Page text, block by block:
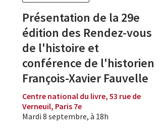
Présentation de la 29e
édition des Rendez-vous
de l'histoire et
conférence de l'historien
François-Xavier Fauvelle
Centre national du livre, 53 rue de
Verneuil, Paris 7e
Mardi 8 septembre, à 18h